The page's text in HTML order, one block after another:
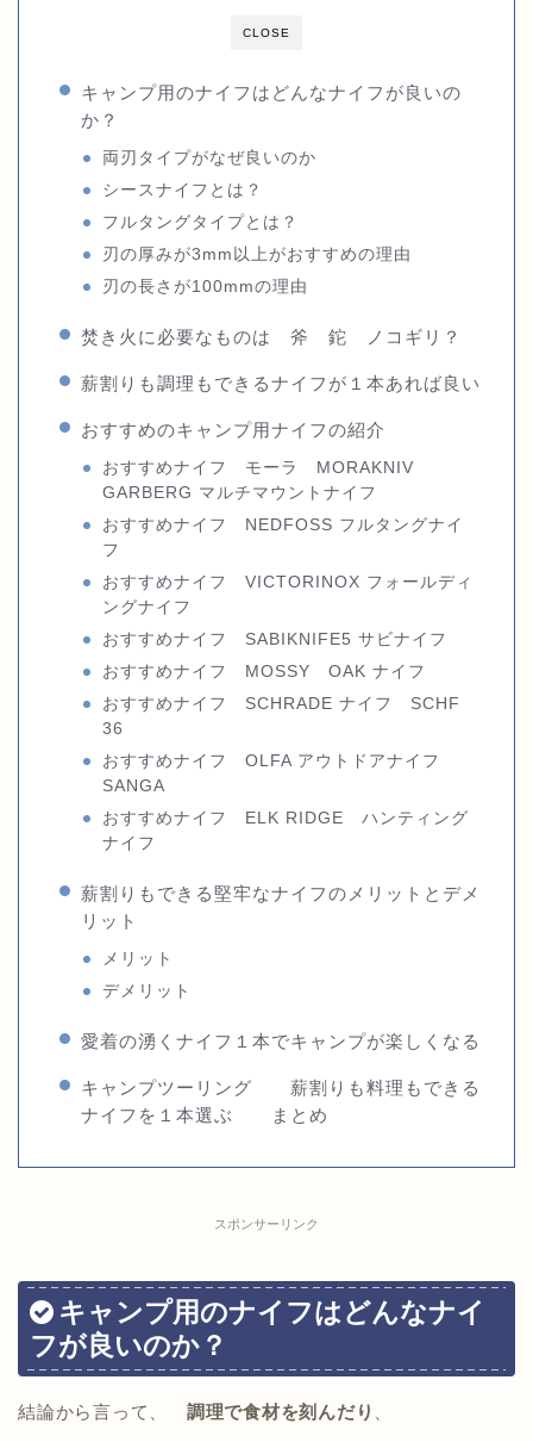
CLOSE
キャンプ用のナイフはどんなナイフが良いの
か？
両刃タイプがなぜ良いのか
シースナイフとは？
フルタングタイプとは？
刃の厚みが3mm以上がおすすめの理由
刃の長さが100mmの理由
焚き火に必要なものは 斧 鉈 ノコギリ？
薪割りも調理もできるナイフが１本あれば良い
おすすめのキャンプ用ナイフの紹介
おすすめナイフ モーラ MORAKNIV
GARBERG マルチマウントナイフ
おすすめナイフ NEDFOSS フルタングナイ
フ
おすすめナイフ VICTORINOX フォールディ
ングナイフ
おすすめナイフ SABIKNIFE5 サビナイフ
おすすめナイフ MOSSY OAK ナイフ
おすすめナイフ SCHRADE ナイフ SCHF
36
おすすめナイフ OLFA アウトドアナイフ
SANGA
おすすめナイフ ELK RIDGE ハンティング
ナイフ
薪割りもできる堅牢なナイフのメリットとデメ
リット
メリット
デメリット
愛着の湧くナイフ１本でキャンプが楽しくなる
キャンプツーリング 薪割りも料理もできる
ナイフを１本選ぶ まとめ
スポンサーリンク
キャンプ用のナイフはどんなナイ
フが良いのか？
結論から言って、 調理で食材を刻んだり